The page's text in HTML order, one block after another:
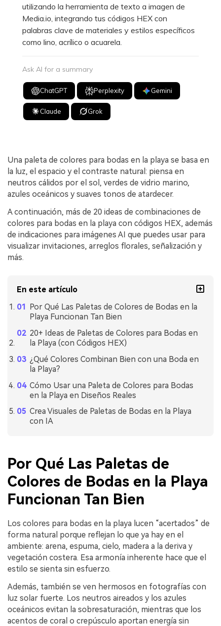
utilizando la herramienta de texto a imagen de
Media.io, integrando tus códigos HEX con
palabras clave de materiales y estilos específicos
como lino, acrílico o acuarela.
Ask AI for a summary
ChatGPT Perplexity Gemini
Claude Grok
Una paleta de colores para bodas en la playa se basa en
la luz, el espacio y el contraste natural: piensa en
neutros cálidos por el sol, verdes de vidrio marino,
azules oceánicos y suaves tonos de atardecer.
A continuación, más de 20 ideas de combinaciones de
colores para bodas en la playa con códigos HEX, además
de indicaciones para imágenes AI que puedes usar para
visualizar invitaciones, arreglos florales, señalización y
más.
En este artículo
Por Qué Las Paletas de Colores de Bodas en la
Playa Funcionan Tan Bien
20+ Ideas de Paletas de Colores para Bodas en
la Playa (con Códigos HEX)
¿Qué Colores Combinan Bien con una Boda en
la Playa?
Cómo Usar una Paleta de Colores para Bodas
en la Playa en Diseños Reales
Crea Visuales de Paletas de Bodas en la Playa
con IA
Por Qué Las Paletas de
Colores de Bodas en la Playa
Funcionan Tan Bien
Los colores para bodas en la playa lucen “acertados” de
forma natural porque reflejan lo que ya hay en el
ambiente: arena, espuma, cielo, madera a la deriva y
vegetación costera. Esa armonía inherente hace que el
estilo se sienta sin esfuerzo.
Además, también se ven hermosos en fotografías con
luz solar fuerte. Los neutros aireados y los azules
oceánicos evitan la sobresaturación, mientras que los
acentos de coral o crepúsculo aportan energía sin